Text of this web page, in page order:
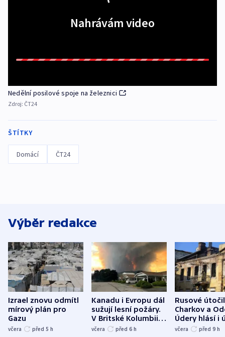
Nahrávám video
Nedělní posilové spoje na železnici
Zdroj: ČT24
ŠTÍTKY
Domácí ČT24
Výběr redakce
Izrael znovu odmítl
mírový plán pro
Gazu
včera před 5 h
Kanadu i Evropu dál
sužují lesní požáry.
V Britské Kolumbii
evakuovali tisíce lidí
včera před 6 h
Rusové
Charkov a
Údery hlásí i
Bělgorodu
včera před 9 h